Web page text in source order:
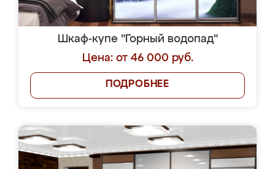
Шкаф-купе "Горный водопад"
Цена: от 46 000 руб.
ПОДРОБНЕЕ